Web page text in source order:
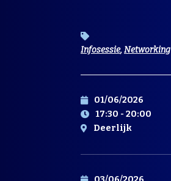
Infosessie Networking
01/06/2026
17:30 - 20:00
Deerlijk